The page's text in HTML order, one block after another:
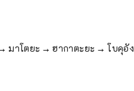
มาโตยะ → ฮากาตะยะ → โบคุอัง